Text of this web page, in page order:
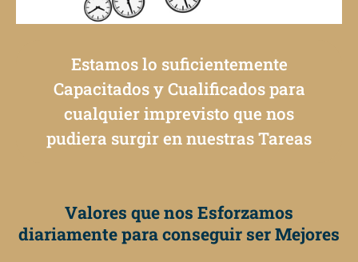
Estamos lo suficientemente
Capacitados y Cualificados para
cualquier imprevisto que nos
pudiera surgir en nuestras Tareas
Valores que nos Esforzamos
diariamente para conseguir ser Mejores